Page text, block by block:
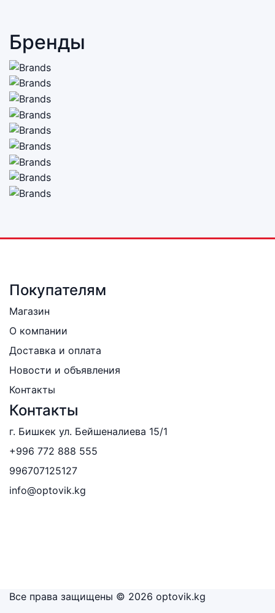
Бренды
Покупателям
Магазин
О компании
Доставка и оплата
Новости и объявления
Контакты
Контакты
г. Бишкек ул. Бейшеналиева 15/1
+996 772 888 555
996707125127
info@optovik.kg
Все права защищены © 2026 optovik.kg